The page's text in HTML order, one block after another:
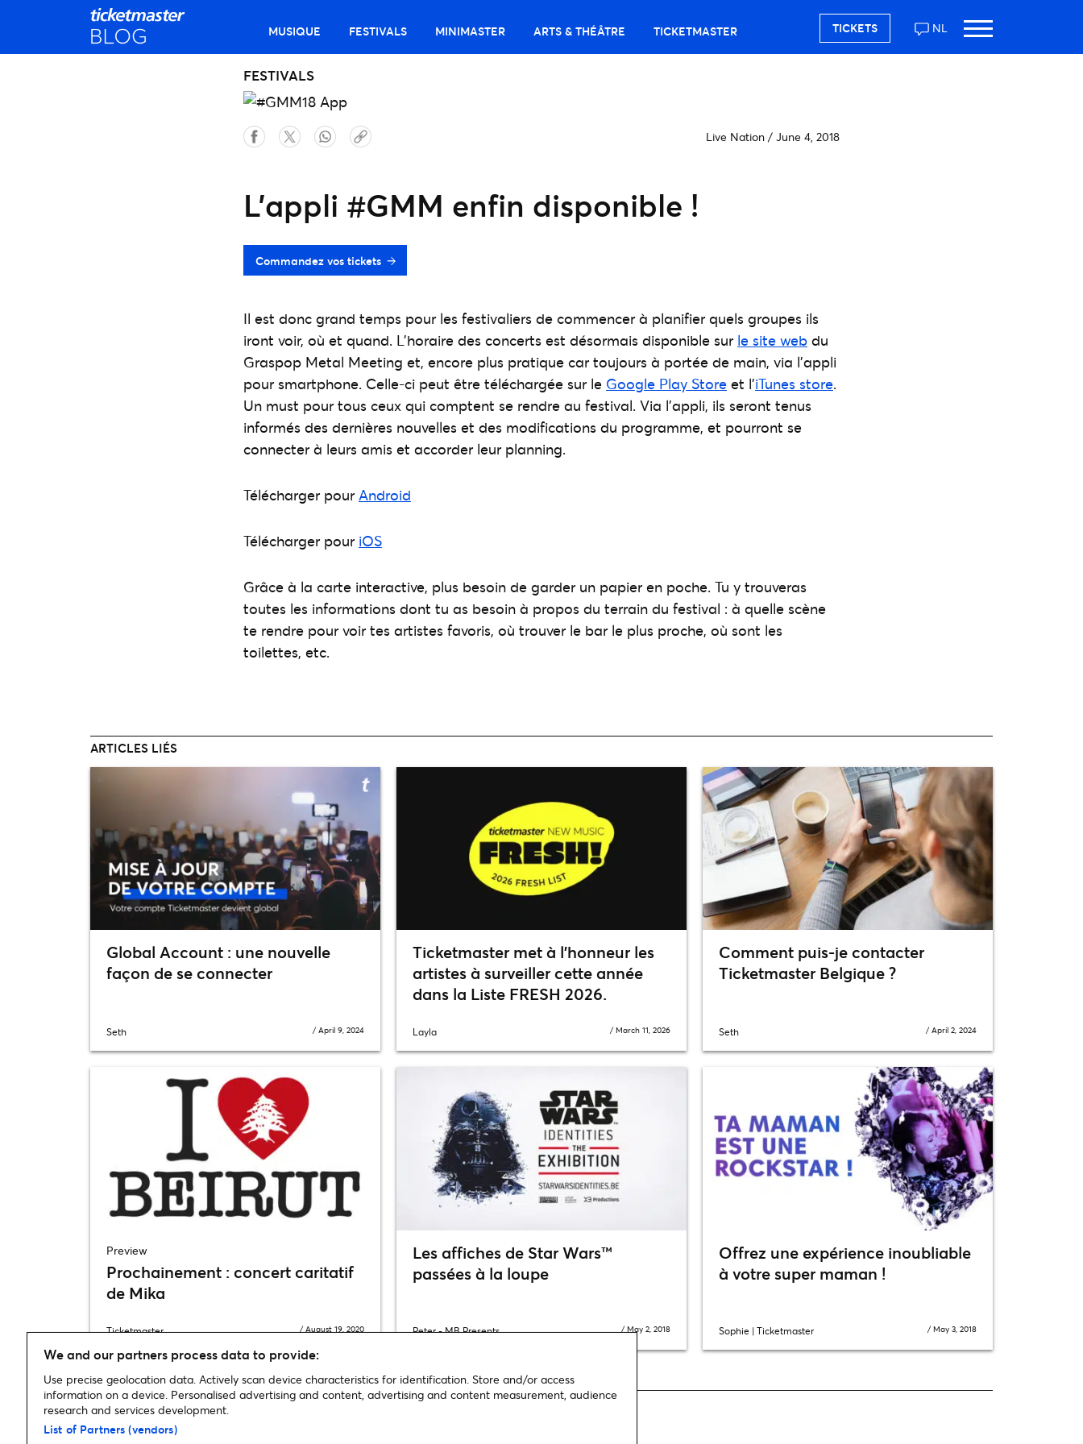
MUSIQUE FESTIVALS MINIMASTER ARTS & THÉÂTRE TICKETMASTER NL
TICKETS
FESTIVALS
Live Nation / June 4, 2018
L’appli #GMM enfin disponible !
Commandez vos tickets
Il est donc grand temps pour les festivaliers de commencer à planifier quels groupes ils
iront voir, où et quand. L’horaire des concerts est désormais disponible sur le site web du
Graspop Metal Meeting et, encore plus pratique car toujours à portée de main, via l’appli
pour smartphone. Celle-ci peut être téléchargée sur le Google Play Store et l’iTunes store.
Un must pour tous ceux qui comptent se rendre au festival. Via l’appli, ils seront tenus
informés des dernières nouvelles et des modifications du programme, et pourront se
connecter à leurs amis et accorder leur planning.
Télécharger pour Android
Télécharger pour iOS
Grâce à la carte interactive, plus besoin de garder un papier en poche. Tu y trouveras
toutes les informations dont tu as besoin à propos du terrain du festival : à quelle scène
te rendre pour voir tes artistes favoris, où trouver le bar le plus proche, où sont les
toilettes, etc.
ARTICLES LIÉS
Global Account : une nouvelle
façon de se connecter
Seth /April 9, 2024
Ticketmaster met à l’honneur les
artistes à surveiller cette année
dans la Liste FRESH 2026.
Layla /March 11, 2026
Comment puis-je contacter
Ticketmaster Belgique ?
Seth /April 2, 2024
Preview
Prochainement : concert caritatif
de Mika
Ticketmaster /August 19, 2020
Les affiches de Star Wars™
passées à la loupe
Peter - MB Presents /May 2, 2018
Offrez une expérience inoubliable
à votre super maman !
Sophie | Ticketmaster /May 3, 2018
Home»Festivals»L’appli #GMM enfin disponible !
We and our partners process data to provide:
Use precise geolocation data. Actively scan device characteristics for identification. Store and/or access
information on a device. Personalised advertising and content, advertising and content measurement, audience
research and services development.
List of Partners (vendors)